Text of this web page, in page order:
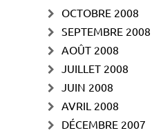
OCTOBRE 2008
SEPTEMBRE 2008
AOÛT 2008
JUILLET 2008
JUIN 2008
AVRIL 2008
DÉCEMBRE 2007